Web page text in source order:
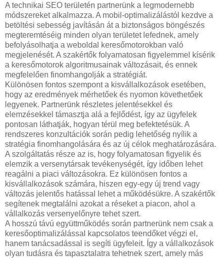
A technikai SEO területén partnerünk a legmodernebb
módszereket alkalmazza. A mobil-optimalizálástól kezdve a
betöltési sebesség javításán át a biztonságos böngészés
megteremtéséig minden olyan területet lefednek, amely
befolyásolhatja a weboldal keresőmotorokban való
megjelenését. A szakértők folyamatosan figyelemmel kísérik
a keresőmotorok algoritmusainak változásait, és ennek
megfelelően finomhangolják a stratégiát.
Különösen fontos szempont a kisvállalkozások esetében,
hogy az eredmények mérhetőek és nyomon követhetőek
legyenek. Partnerünk részletes jelentésekkel és
elemzésekkel támasztja alá a fejlődést, így az ügyfelek
pontosan láthatják, hogyan térül meg befektetésük. A
rendszeres konzultációk során pedig lehetőség nyílik a
stratégia finomhangolására és az új célok meghatározására.
A szolgáltatás része az is, hogy folyamatosan figyelik és
elemzik a versenytársak tevékenységét, így időben lehet
reagálni a piaci változásokra. Ez különösen fontos a
kisvállalkozások számára, hiszen egy-egy új trend vagy
változás jelentős hatással lehet a működésükre. A szakértők
segítenek megtalálni azokat a réseket a piacon, ahol a
vállalkozás versenyelőnyre tehet szert.
A hosszú távú együttműködés során partnerünk nem csak a
keresőoptimalizálással kapcsolatos teendőket végzi el,
hanem tanácsadással is segíti ügyfeleit. Így a vállalkozások
olyan tudásra és tapasztalatra tehetnek szert, amely más